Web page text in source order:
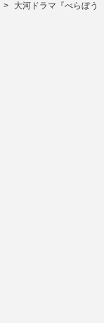
大河ドラマ『べらぼう